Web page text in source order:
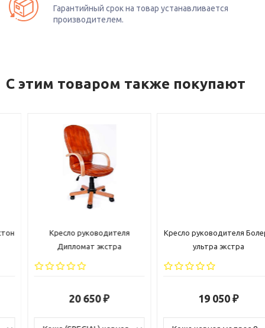
Гарантийный срок на товар устанавливается
производителем.
С этим товаром также покупают
Кресло руководителя
Дипломат экстра
20 650 ₽
Кресло руководителя Болеро
ультра экстра
19 050 ₽